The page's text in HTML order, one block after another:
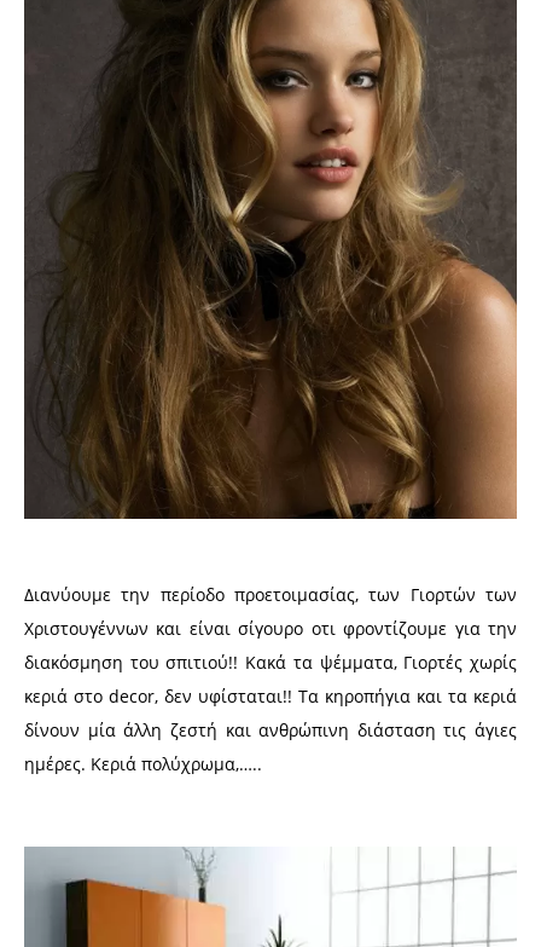
Διανύουμε την περίοδο προετοιμασίας, των Γιορτών των
Χριστουγέννων και είναι σίγουρο οτι φροντίζουμε για την
διακόσμηση του σπιτιού!! Κακά τα ψέμματα, Γιορτές χωρίς
κεριά στο decor, δεν υφίσταται!! Τα κηροπήγια και τα κεριά
δίνουν μία άλλη ζεστή και ανθρώπινη διάσταση τις άγιες
ημέρες. Κεριά πολύχρωμα,…..